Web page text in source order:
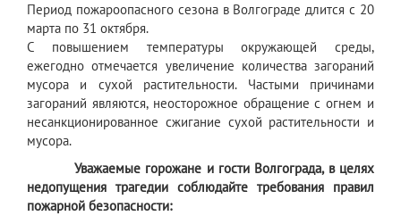
Период пожароопасного сезона в Волгограде длится с 20
марта по 31 октября.
С повышением температуры окружающей среды,
ежегодно отмечается увеличение количества загораний
мусора и сухой растительности. Частыми причинами
загораний являются, неосторожное обращение с огнем и
несанкционированное сжигание сухой растительности и
мусора.
Уважаемые горожане и гости Волгограда, в целях
недопущения трагедии соблюдайте требования правил
пожарной безопасности: